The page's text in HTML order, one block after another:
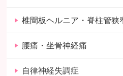
椎間板ヘルニア・脊柱管狭
腰痛・坐骨神経痛
自律神経失調症